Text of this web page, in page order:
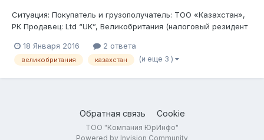
Ситуация: Покупатель и грузополучатель: ТОО «Казахстан»,
РК Продавец: Ltd “UK”, Великобритания (налоговый резидент
«Украина» Условия поставки DAP, РК – авиатранспорт. Товар:
Электротехническое оборудование (код ТН ВЭД 903...
18 Января 2016 2 ответа
великобритания казахстан (и еще 3 )
Обратная связь Cookie
ТОО "Компания ЮрИнфо"
Powered by Invision Community